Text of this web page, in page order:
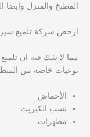
المطبخ والمنزل وايضا
ارخص شركة تلميع
مما لا شك فيه ان تلميع
نوعيات خاصة من
الأحماض
نسب الكبريت
مطهرات